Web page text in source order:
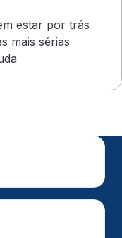
estar por trás
mais sérias